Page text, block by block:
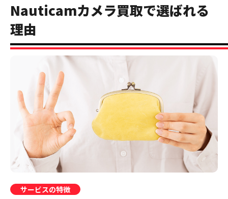
Nauticamカメラ買取で選ばれる
理由
サービスの特徴